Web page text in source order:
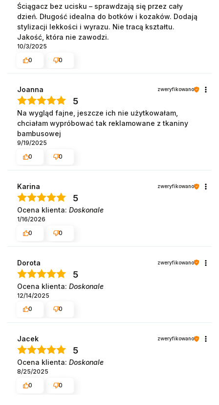
Ściągacz bez ucisku – sprawdzają się przez cały
dzień. Długość idealna do botków i kozaków. Dodają
stylizacji lekkości i wyrazu. Nie tracą kształtu.
Jakość, która nie zawodzi.
10/3/2025
0
0
Joanna zweryfikowano
5
Na wygląd fajne, jeszcze ich nie użytkowałam,
chciałam wypróbować tak reklamowane z tkaniny
bambusowej
9/19/2025
0
0
Karina zweryfikowano
5
Ocena klienta: Doskonale
1/16/2026
0
0
Dorota zweryfikowano
5
Ocena klienta: Doskonale
12/14/2025
0
0
Jacek zweryfikowano
5
Ocena klienta: Doskonale
8/25/2025
0
0